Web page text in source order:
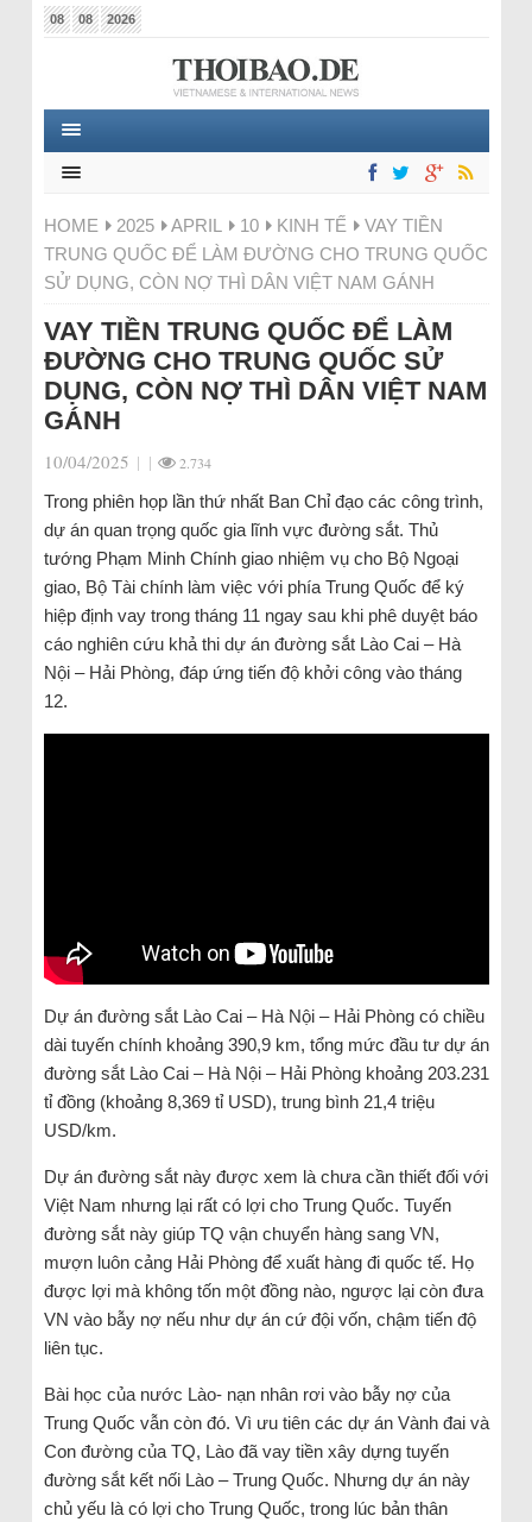
08 08 2026
HOME 2025 APRIL 10 KINH TẾ
VAY TIỀN
TRUNG QUỐC ĐỂ LÀM ĐƯỜNG CHO TRUNG QUỐC
SỬ DỤNG, CÒN NỢ THÌ DÂN VIỆT NAM GÁNH
VAY TIỀN TRUNG QUỐC ĐỂ LÀM
ĐƯỜNG CHO TRUNG QUỐC SỬ
DỤNG, CÒN NỢ THÌ DÂN VIỆT NAM
GÁNH
10/04/2025 | | 2.734
Trong phiên họp lần thứ nhất Ban Chỉ đạo các công trình,
dự án quan trọng quốc gia lĩnh vực đường sắt. Thủ
tướng Phạm Minh Chính giao nhiệm vụ cho Bộ Ngoại
giao, Bộ Tài chính làm việc với phía Trung Quốc để ký
hiệp định vay trong tháng 11 ngay sau khi phê duyệt báo
cáo nghiên cứu khả thi dự án đường sắt Lào Cai – Hà
Nội – Hải Phòng, đáp ứng tiến độ khởi công vào tháng
12.
Dự án đường sắt Lào Cai – Hà Nội – Hải Phòng có chiều
dài tuyến chính khoảng 390,9 km, tổng mức đầu tư dự án
đường sắt Lào Cai – Hà Nội – Hải Phòng khoảng 203.231
tỉ đồng (khoảng 8,369 tỉ USD), trung bình 21,4 triệu
USD/km.
Dự án đường sắt này được xem là chưa cần thiết đối với
Việt Nam nhưng lại rất có lợi cho Trung Quốc. Tuyến
đường sắt này giúp TQ vận chuyển hàng sang VN,
mượn luôn cảng Hải Phòng để xuất hàng đi quốc tế. Họ
được lợi mà không tốn một đồng nào, ngược lại còn đưa
VN vào bẫy nợ nếu như dự án cứ đội vốn, chậm tiến độ
liên tục.
Bài học của nước Lào- nạn nhân rơi vào bẫy nợ của
Trung Quốc vẫn còn đó. Vì ưu tiên các dự án Vành đai và
Con đường của TQ, Lào đã vay tiền xây dựng tuyến
đường sắt kết nối Lào – Trung Quốc. Nhưng dự án này
chủ yếu là có lợi cho Trung Quốc, trong lúc bản thân